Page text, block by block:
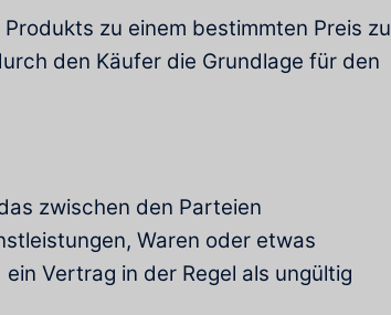
zu einem bestimmten Preis zu
den Käufer die Grundlage für den
zwischen den Parteien
Waren oder etwas
Vertrag in der Regel als ungültig